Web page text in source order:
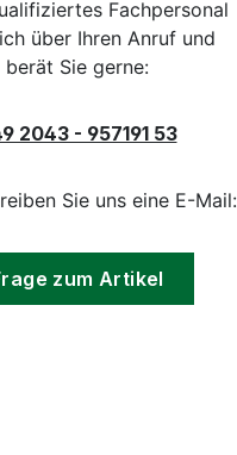
Fachpersonal
über Ihren Anruf und
berät Sie gerne:
2043 - 957191 53
Sie uns eine E-Mail:
zum Artikel